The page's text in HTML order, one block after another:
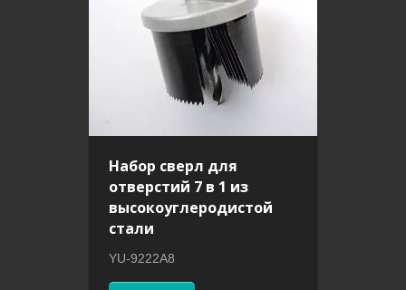
Набор сверл для
отверстий 7 в 1 из
высокоуглеродистой
стали
YU-9222A8